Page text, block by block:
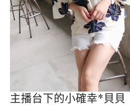
主播台下的小確幸*貝貝